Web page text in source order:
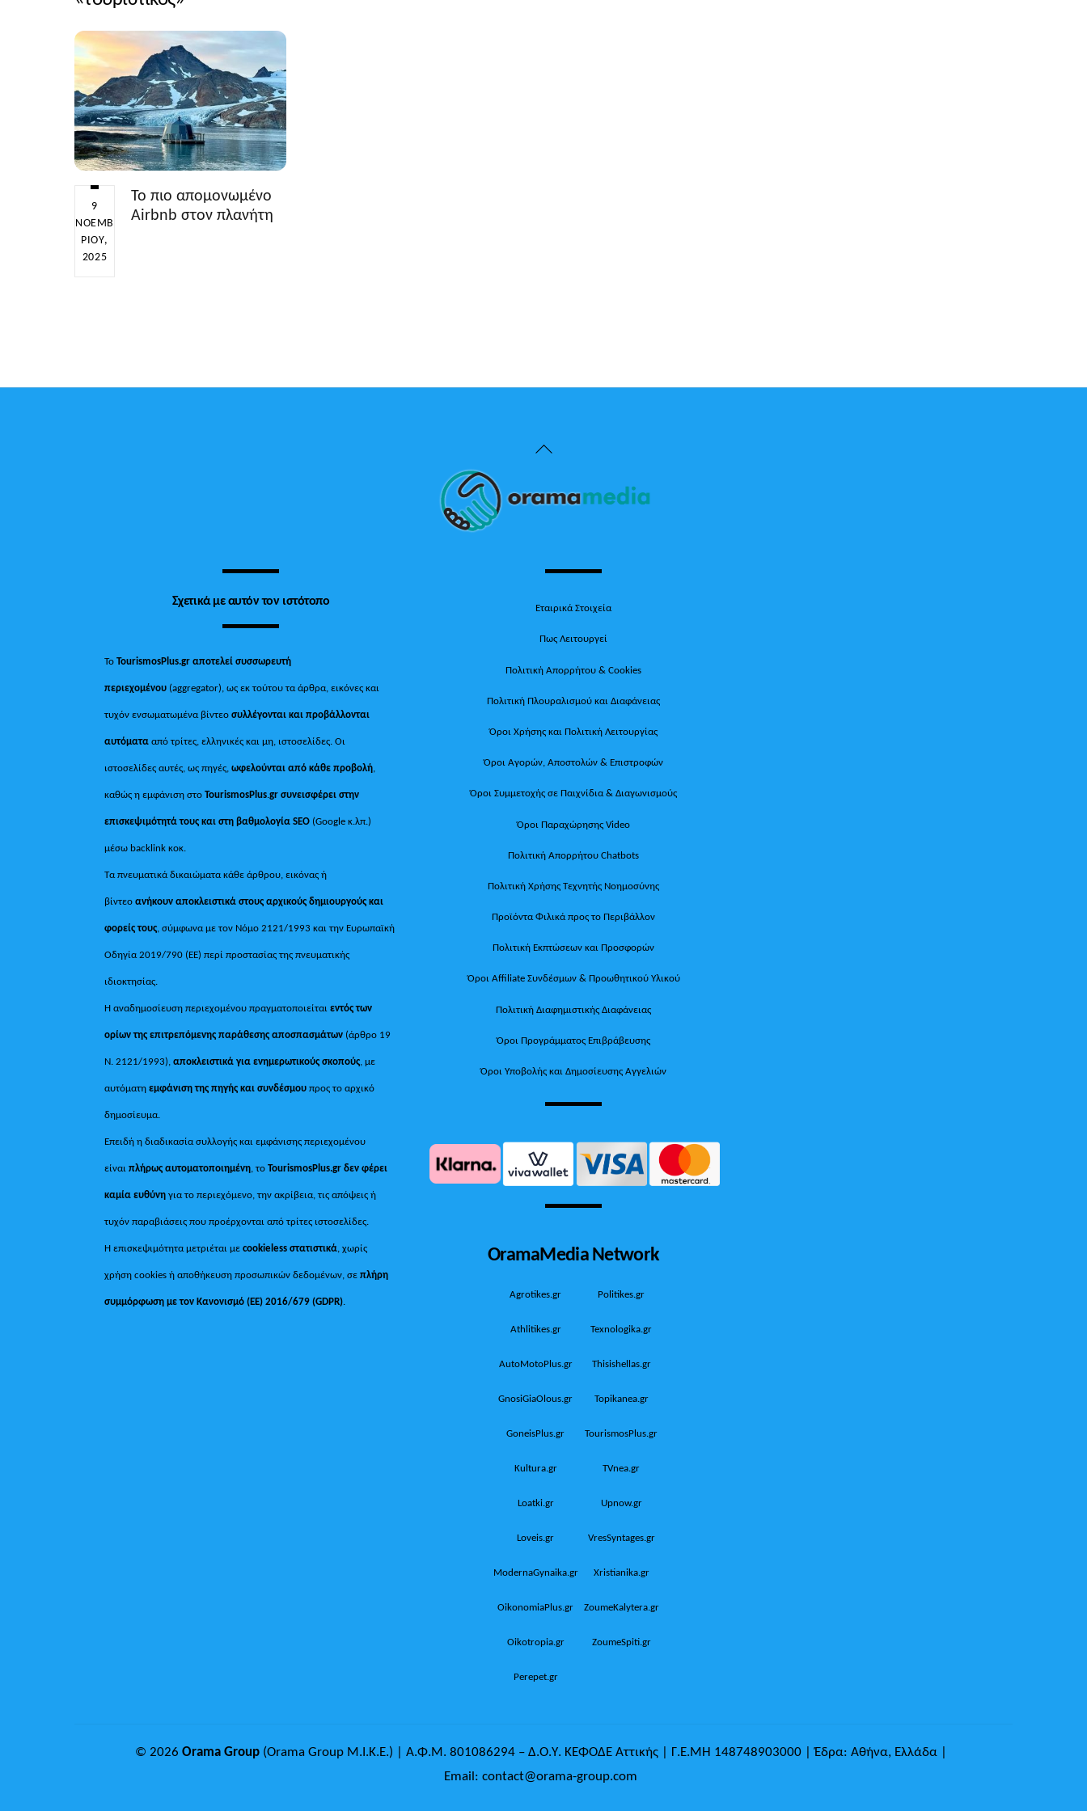
9
ΝΟΕΜΒ
ΡΊΟΥ,
2025
Το πιο απομονωμένο
Airbnb στον πλανήτη
Back
Top
Σχετικά με αυτόν τον ιστότοπο
ΤοTourismosPlus.gr αποτελεί συσσωρευτή
περιεχομένου (aggregator), ως εκ τούτου τα άρθρα, εικόνες και
τυχόν ενσωματωμένα βίντεοσυλλέγονται και προβάλλονται
αυτόματααπό τρίτες, ελληνικές και μη, ιστοσελίδες. Οι
ιστοσελίδες αυτές, ως πηγές,ωφελούνται από κάθε προβολή,
καθώς η εμφάνιση στοTourismosPlus.gr συνεισφέρει στην
επισκεψιμότητά τους και στη βαθμολογία SEO (Google κ.λπ.)
μέσω backlink κοκ.
Τα πνευματικά δικαιώματα κάθε άρθρου, εικόνας ή
βίντεοανήκουν αποκλειστικά στους αρχικούς δημιουργούς και
φορείς τους, σύμφωνα με τον Νόμο 2121/1993 και την Ευρωπαϊκή
Οδηγία 2019/790 (ΕΕ) περί προστασίας της πνευματικής
ιδιοκτησίας.
Η αναδημοσίευση περιεχομένου πραγματοποιείταιεντός των
ορίων της επιτρεπόμενης παράθεσης αποσπασμάτων (άρθρο 19
Ν. 2121/1993), αποκλειστικά για ενημερωτικούς σκοπούς, με
αυτόματηεμφάνιση της πηγής και συνδέσμου προς το αρχικό
δημοσίευμα.
Επειδή η διαδικασία συλλογής και εμφάνισης περιεχομένου
είναιπλήρως αυτοματοποιημένη, τοTourismosPlus.gr δεν φέρει
καμία ευθύνη για το περιεχόμενο, την ακρίβεια, τις απόψεις ή
τυχόν παραβιάσεις που προέρχονται από τρίτες ιστοσελίδες.
Η επισκεψιμότητα μετριέται μεcookieless στατιστικά, χωρίς
χρήση cookies ή αποθήκευση προσωπικών δεδομένων, σεπλήρη
συμμόρφωση με τον Κανονισμό (ΕΕ) 2016/679 (GDPR).
Εταιρικά Στοιχεία
Πως Λειτουργεί
Πολιτική Απορρήτου & Cookies
Πολιτική Πλουραλισμού και Διαφάνειας
Όροι Χρήσης και Πολιτική Λειτουργίας
Όροι Αγορών, Αποστολών & Επιστροφών
Όροι Συμμετοχής σε Παιχνίδια & Διαγωνισμούς
Όροι Παραχώρησης Video
Πολιτική Απορρήτου Chatbots
Πολιτική Χρήσης Τεχνητής Νοημοσύνης
Προϊόντα Φιλικά προς το Περιβάλλον
Πολιτική Εκπτώσεων και Προσφορών
Όροι Affiliate Συνδέσμων & Προωθητικού Υλικού
Πολιτική Διαφημιστικής Διαφάνειας
Όροι Προγράμματος Επιβράβευσης
Όροι Υποβολής και Δημοσίευσης Αγγελιών
OramaMedia Network
Agrotikes.gr Politikes.gr
Athlitikes.gr Texnologika.gr
AutoMotoPlus.gr Thisishellas.gr
GnosiGiaOlous.gr Topikanea.gr
GoneisPlus.gr TourismosPlus.gr
Kultura.gr TVnea.gr
Loatki.gr Upnow.gr
Loveis.gr VresSyntages.gr
ModernaGynaika.gr Xristianika.gr
OikonomiaPlus.gr ZoumeKalytera.gr
Oikotropia.gr ZoumeSpiti.gr
Perepet.gr
© 2026 Orama Group(Orama Group Μ.Ι.Κ.Ε.) | Α.Φ.Μ. 801086294 – Δ.Ο.Υ. ΚΕΦΟΔΕ Αττικής | Γ.Ε.ΜΗ 148748903000 | Έδρα: Αθήνα, Ελλάδα |
Email: contact@orama-group.com